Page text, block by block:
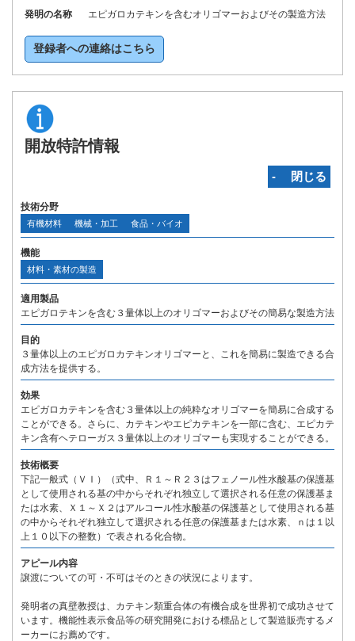
発明の名称
エピガロカテキンを含むオリゴマーおよびその製造方法
登録者への連絡はこちら
開放特許情報
‐ 閉じる
技術分野
有機材料 機械・加工 食品・バイオ
機能
材料・素材の製造
適用製品
エピガロテキンを含む３量体以上のオリゴマーおよびその簡易な製造方法
目的
３量体以上のエピガロカテキンオリゴマーと、これを簡易に製造できる合
成方法を提供する。
効果
エピガロカテキンを含む３量体以上の純粋なオリゴマーを簡易に合成する
ことができる。さらに、カテキンやエピカテキンを一部に含む、エピカテ
キン含有ヘテローガス３量体以上のオリゴマーも実現することができる。
技術概要
下記一般式（ＶＩ）（式中、Ｒ１～Ｒ２３はフェノール性水酸基の保護基
として使用される基の中からそれぞれ独立して選択される任意の保護基ま
たは水素、Ｘ１～Ｘ２はアルコール性水酸基の保護基として使用される基
の中からそれぞれ独立して選択される任意の保護基または水素、ｎは１以
上１０以下の整数）で表される化合物。
アピール内容
譲渡についての可・不可はそのときの状況によります。
発明者の真壁教授は、カテキン類重合体の有機合成を世界初で成功させて
います。機能性表示食品等の研究開発における標品として製造販売するメ
ーカーにお薦めです。